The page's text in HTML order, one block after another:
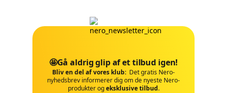
🤩Gå aldrig glip af et tilbud igen!
Bliv en del af vores klub: Det gratis Nero-
nyhedsbrev informerer dig om de nyeste Nero-
produkter ogeksklusive tilbud.